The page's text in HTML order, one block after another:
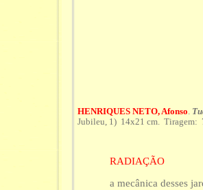
HENRIQUES NETO, Afonso
Jubileu, 1) 14x21 cm. Tiragem:
RADIAÇÃO
a mecânica desses